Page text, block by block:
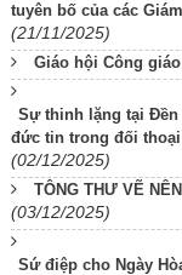
tuyên bố của các
(21/11/2025)
Giáo hội Công
Sự thinh lặng tại Đền
đức tin trong đối
(02/12/2025)
TÔNG THƯ VẼ
(03/12/2025)
Sứ điệp cho Ngày